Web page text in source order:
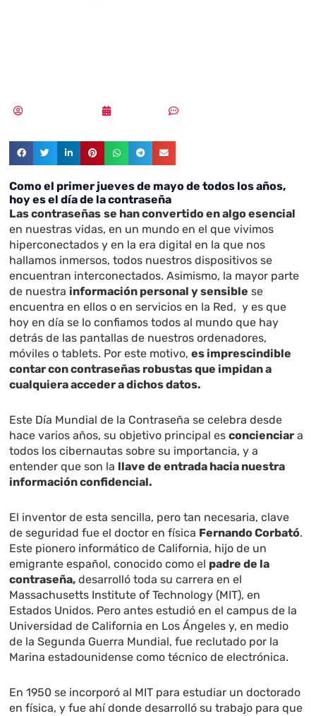
Como el primer jueves de mayo de todos los años,
hoy es el día de la contraseña
Las contraseñas se han convertido en algo esencial
en nuestras vidas, en un mundo en el que vivimos
hiperconectados y en la era digital en la que nos
hallamos inmersos, todos nuestros dispositivos se
encuentran interconectados. Asimismo, la mayor parte
de nuestra información personal y sensible se
encuentra en ellos o en servicios en la Red, y es que
hoy en día se lo confiamos todos al mundo que hay
detrás de las pantallas de nuestros ordenadores,
móviles o tablets. Por este motivo,es imprescindible
contar con contraseñas robustas que impidan a
cualquiera acceder a dichos datos.
Este Día Mundial de la Contraseña se celebra desde
hace varios años, su objetivo principal esconcienciar a
todos los cibernautas sobre su importancia, y a
entender que son la llave de entrada hacia nuestra
información confidencial.
El inventor de esta sencilla, pero tan necesaria, clave
de seguridad fue el doctor en física Fernando Corbató.
Este pionero informático de California, hijo de un
emigrante español, conocido como el padre de la
contraseña, desarrolló toda su carrera en el
Massachusetts Institute of Technology (MIT), en
Estados Unidos. Pero antes estudió en el campus de la
Universidad de California en Los Ángeles y, en medio
de la Segunda Guerra Mundial, fue reclutado por la
Marina estadounidense como técnico de electrónica.
En 1950 se incorporó al MIT para estudiar un doctorado
en física, y fue ahí donde desarrolló su trabajo para que